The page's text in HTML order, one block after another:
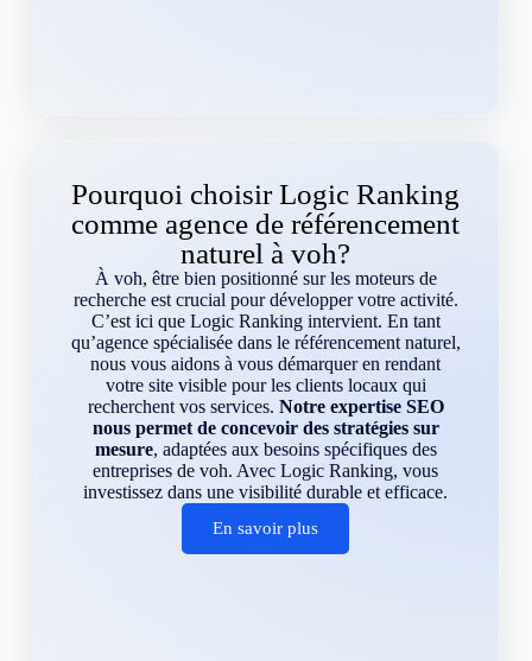
Pourquoi choisir Logic Ranking
comme agence de référencement
naturel à voh?
À voh, être bien positionné sur les moteurs de
recherche est crucial pour développer votre activité.
C’est ici que Logic Ranking intervient. En tant
qu’agence spécialisée dans le référencement naturel,
nous vous aidons à vous démarquer en rendant
votre site visible pour les clients locaux qui
recherchent vos services. Notre expertise SEO
nous permet de concevoir des stratégies sur
mesure, adaptées aux besoins spécifiques des
entreprises de voh. Avec Logic Ranking, vous
investissez dans une visibilité durable et efficace.
En savoir plus